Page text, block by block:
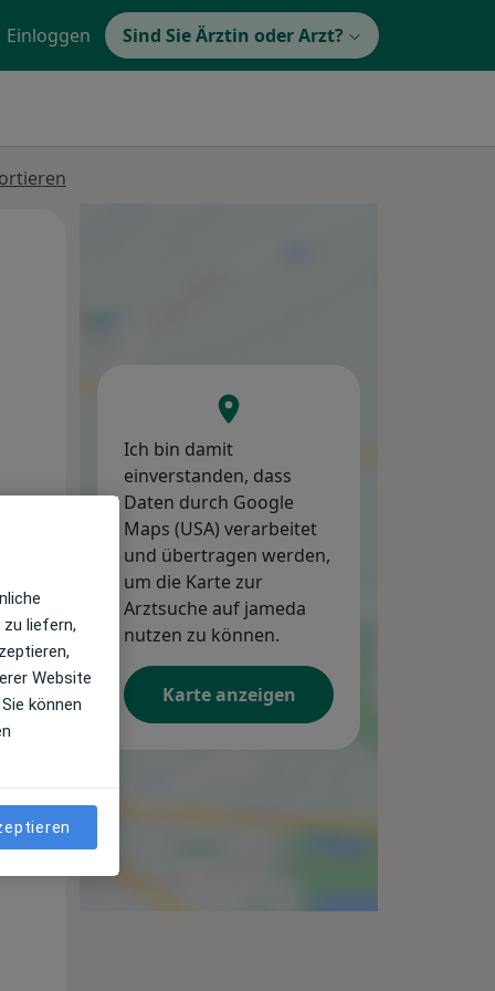
Einloggen Sind Sie Ärztin oder Arzt?
Do,
13 Aug
Fr,
14 Aug
Ich bin damit
einverstanden, dass
Daten durch Google
Maps (USA) verarbeitet
und übertragen werden,
um die Karte zur
Arztsuche auf jameda
nutzen zu können.
Karte anzeigen
liefern,
Website
können